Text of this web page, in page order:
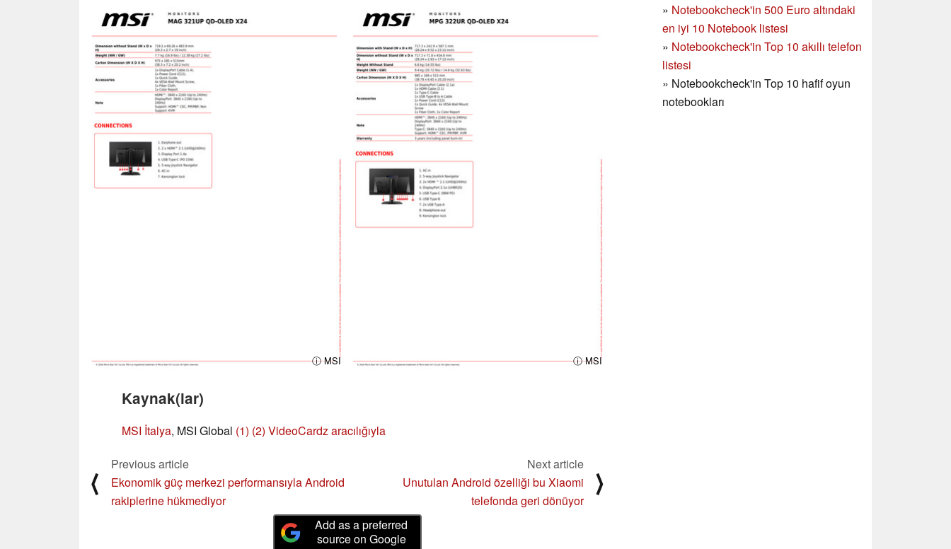
» Notebookcheck'in 500 Euro altındaki
en iyi 10 Notebook listesi
» Notebookcheck'in Top 10 akıllı telefon
listesi
» Notebookcheck'in Top 10 hafif oyun
notebookları
ⓘ MSI ⓘ MSI
Kaynak(lar)
MSI İtalya, MSI Global (1) (2) VideoCardz aracılığıyla
⟨
Previous article
Ekonomik güç merkezi performansıyla Android
rakiplerine hükmediyor
Next article
Unutulan Android özelliği bu Xiaomi
telefonda geri dönüyor
⟩
Add as a preferred
source on Google